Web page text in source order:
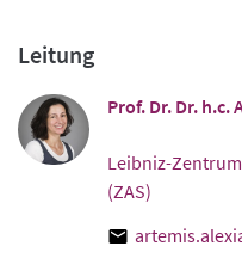
Leitung
Prof. Dr. Dr. h.c.
Leibniz-
(ZAS)